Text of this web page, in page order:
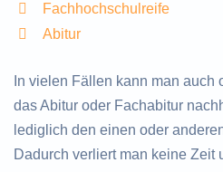
Fachhochschulreife
Abitur
In vielen Fällen kann man
das Abitur oder Fachabitur
lediglich den einen oder
Dadurch verliert man keine Zeit